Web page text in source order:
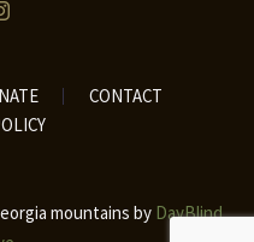
CONTACT
mountains by DayBlind